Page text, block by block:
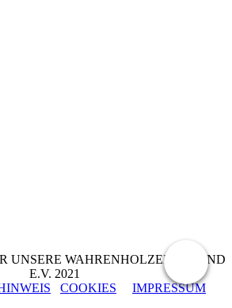
UNSERE WAHRENHOLZER JUGEND
E.V. 2021
COOKIES IMPRESSUM